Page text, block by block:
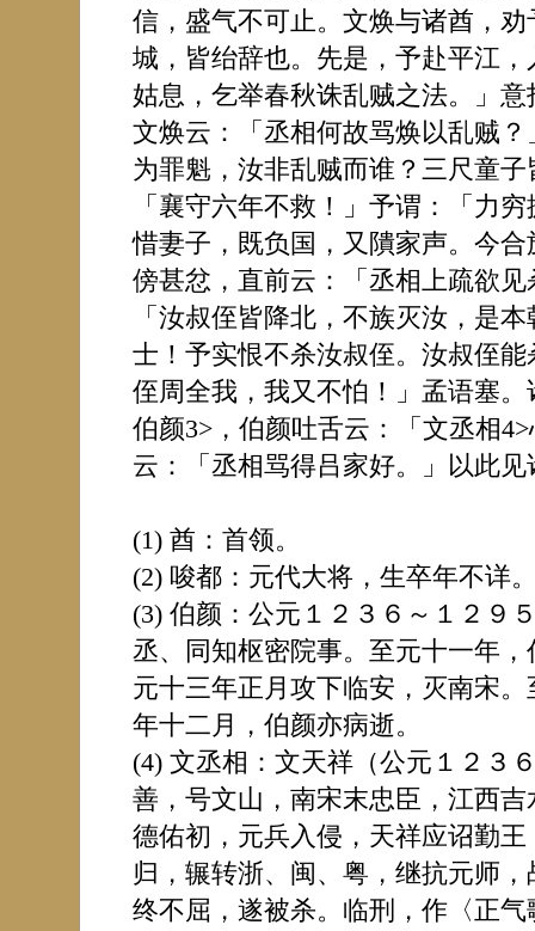
信，盛气不可止。文焕与诸酋，
城，皆绐辞也。先是，予赴平江
姑息，乞举春秋诛乱贼之法。」
文焕云：「丞相何故骂焕以乱贼
为罪魁，汝非乱贼而谁？三尺童
「襄守六年不救！」予谓：「力
惜妻子，既负国，又隤家声。今
傍甚忿，直前云：「丞相上疏欲
「汝叔侄皆降北，不族灭汝，是
士！予实恨不杀汝叔侄。汝叔侄
侄周全我，我又不怕！」孟语塞
伯颜3>，伯颜吐舌云：「文丞相
云：「丞相骂得吕家好。」以此
(1) 酋：首领。
(2) 唆都：元代大将，生卒年不详
(3) 伯颜：公元１２３６～１２９
丞、同知枢密院事。至元十一年
元十三年正月攻下临安，灭南宋
年十二月，伯颜亦病逝。
(4) 文丞相：文天祥（公元１２３
善，号文山，南宋末忠臣，江西
德佑初，元兵入侵，天祥应诏勤
归，辗转浙、闽、粤，继抗元师
终不屈，遂被杀。临刑，作〈正